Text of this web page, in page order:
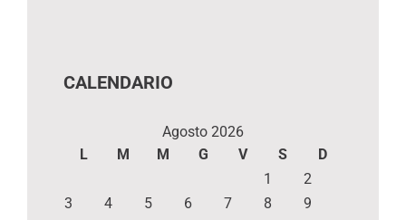
CALENDARIO
Agosto 2026
L
M M G V S D
1
2
3
4 5 6 7 8
9